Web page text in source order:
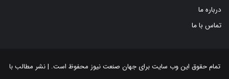
درباره ما
تماس با ما
تمام حقوق این وب سایت برای جهان صنعت نیوز محفوظ است. | نشر مطالب با